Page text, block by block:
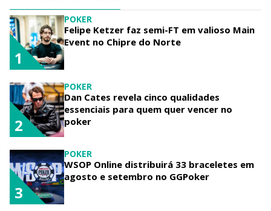
POKER
Felipe Ketzer faz semi-FT em valioso Main
Event no Chipre do Norte
1
POKER
Dan Cates revela cinco qualidades
essenciais para quem quer vencer no
poker
2
POKER
WSOP Online distribuirá 33 braceletes em
agosto e setembro no GGPoker
3